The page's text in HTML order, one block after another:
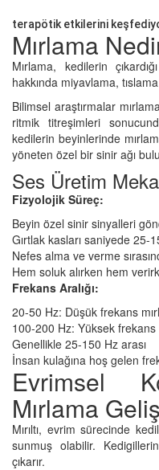
terapötik etkilerini
Mırlama
Mırlama, kedilerin
hakkında miyavlama,
Bilimsel araştırmalar
ritmik titreşimleri
kedilerin beyinlerinde
yöneten özel bir sinir ağı
Ses Üretim
Fizyolojik Süreç:
Beyin özel sinir sinyalleri
Gırtlak kasları saniyede 25-
Nefes alma ve verme
Hem soluk alırken hem
Frekans Aralığı:
20-50 Hz: Düşük frekans
100-200 Hz: Yüksek frekans
Genellikle 25-150 Hz arası
İnsan kulağına hoş gelen
Evrimsel
Mırlama
Mırıltı, evrim sürecinde
sunmuş olabilir.
çıkarır.